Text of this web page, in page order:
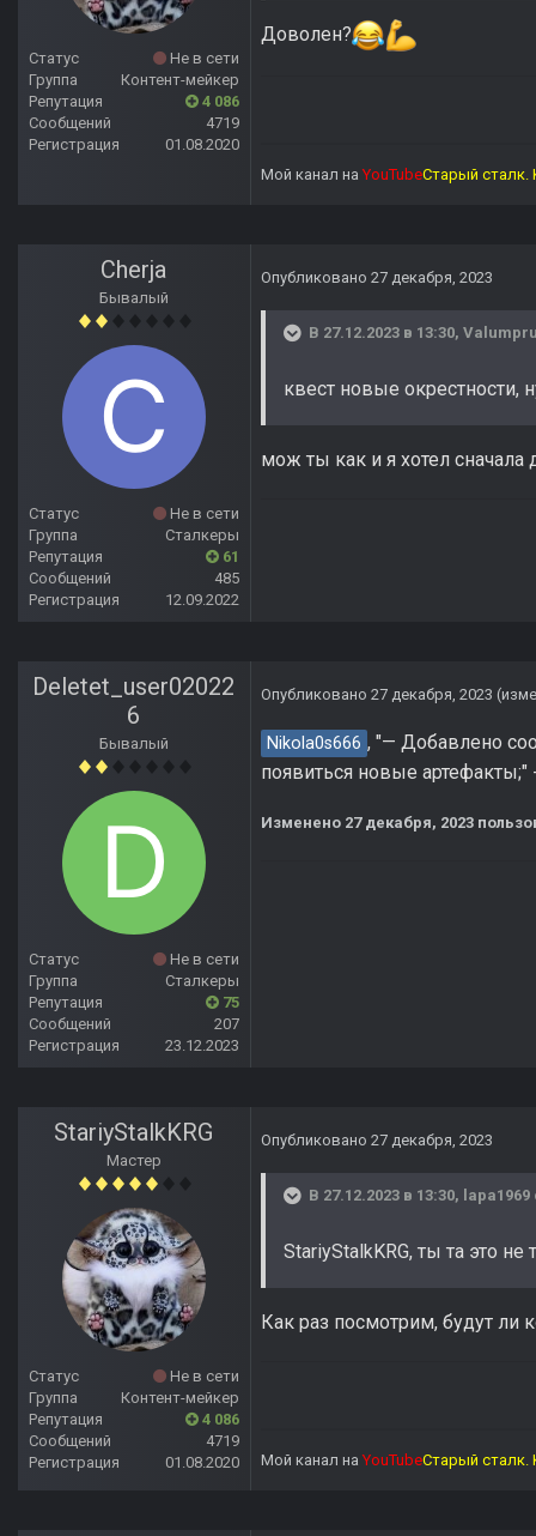
Статус
Не в сети
Группа
Контент-мейкер
Репутация
4 086
Сообщений
4719
Регистрация
01.08.2020
Доволен?
Мой канал наYouTubeСтарый сталк.
Cherja
Бывалый
Статус
Не в сети
Группа
Сталкеры
Репутация
61
Сообщений
485
Регистрация
12.09.2022
Опубликовано 27 декабря, 2023
В 27.12.2023 в 13:30,
квест новые окрестности,
мож ты как и я хотел сначала
Deletet_user02022
6
Бывалый
Статус
Не в сети
Группа
Сталкеры
Репутация
75
Сообщений
207
Регистрация
23.12.2023
Опубликовано 27 декабря, 2023
Nikola0s666 , "— Добавлено
появиться новые
Изменено 27 декабря, 2023
StariyStalkKRG
Мастер
Статус
Не в сети
Группа
Контент-мейкер
Репутация
4 086
Сообщений
4719
Регистрация
01.08.2020
Опубликовано 27 декабря, 2023
В 27.12.2023 в 13:30, lapa1969
StariyStalkKRG, ты та это
Как раз посмотрим, будут
Мой канал наYouTubeСтарый сталк.